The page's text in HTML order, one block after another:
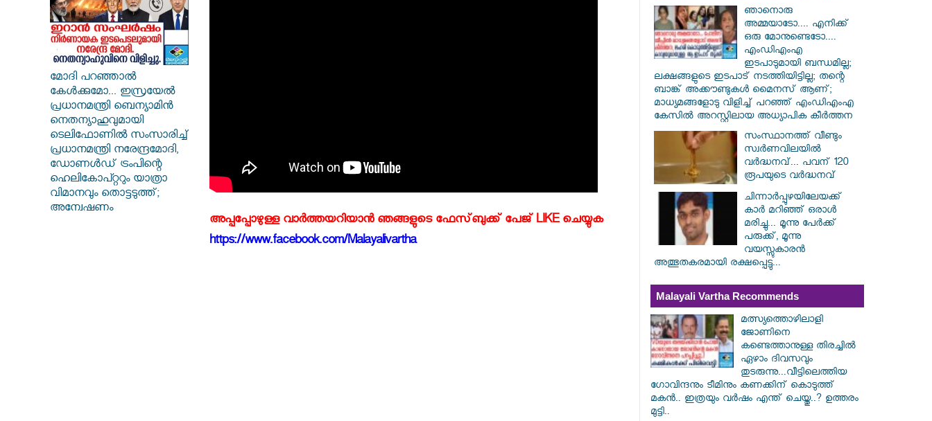
മോദി പറഞ്ഞാൽ
കേൾക്കുമോ... ഇസ്രയേൽ
പ്രധാനമന്ത്രി ബെന്യാമിൻ
നെതന്യാഹുവുമായി
ടെലിഫോണിൽ സംസാരിച്ച്
പ്രധാനമന്ത്രി നരേന്ദ്രമോദി,
ഡോണൾഡ് ട്രംപിന്റെ
ഹെലികോപ്റ്ററും യാത്രാ
വിമാനവും തൊട്ടടുത്ത്;
അന്വേഷണം
അപ്പപ്പോഴുള്ള വാര്‍ത്തയറിയാന്‍ ഞങ്ങളുടെ ഫേസ്‌ബുക്ക്‌ പേജ് LIKE ചെയ്യുക
https://www.facebook.com/Malayalivartha
ഞാനൊരു
അമ്മയാടോ.... എനിക്ക്
ഒരു മോനുണ്ടെടോ....
എംഡിഎംഎ
ഇടപാടുമായി ബന്ധമില്ല;
ലക്ഷങ്ങളുടെ ഇടപാട് നടത്തിയിട്ടില്ല; തന്റെ
ബാങ്ക് അക്കൗണ്ടുകൾ മൈനസ് ആണ്;
മാധ്യമങ്ങളോടു വിളിച്ച് പറഞ്ഞ് എംഡിഎംഎ
കേസിൽ അറസ്റ്റിലായ അധ്യാപിക കീർത്തന
സംസ്ഥാനത്ത് വീണ്ടും
സ്വർണവിലയിൽ
വർദ്ധനവ്... പവന് 120
രൂപയുടെ വർദ്ധനവ്
ചിന്നാർപ്പുഴയിലേയക്ക്
കാർ മറിഞ്ഞ് ഒരാൾ
മരിച്ചു... മൂന്നു പേർക്ക്
പരുക്ക്, മൂന്നു
വയസ്സുകാരൻ
അത്ഭുതകരമായി രക്ഷപ്പെട്ടു...
Malayali Vartha Recommends
മത്സ്യത്തൊഴിലാളി
ജോണിനെ
കണ്ടെത്താനുള്ള തിരച്ചിൽ
ഏഴാം ദിവസവും
തുടരുന്നു...വീട്ടിലെത്തിയ
ഗോവിന്ദനും ടീമിനും കണക്കിന് കൊടുത്ത്
മകൻ.. ഇത്രയും വർഷം എന്ത് ചെയ്തു..? ഉത്തരം
മുട്ടി..